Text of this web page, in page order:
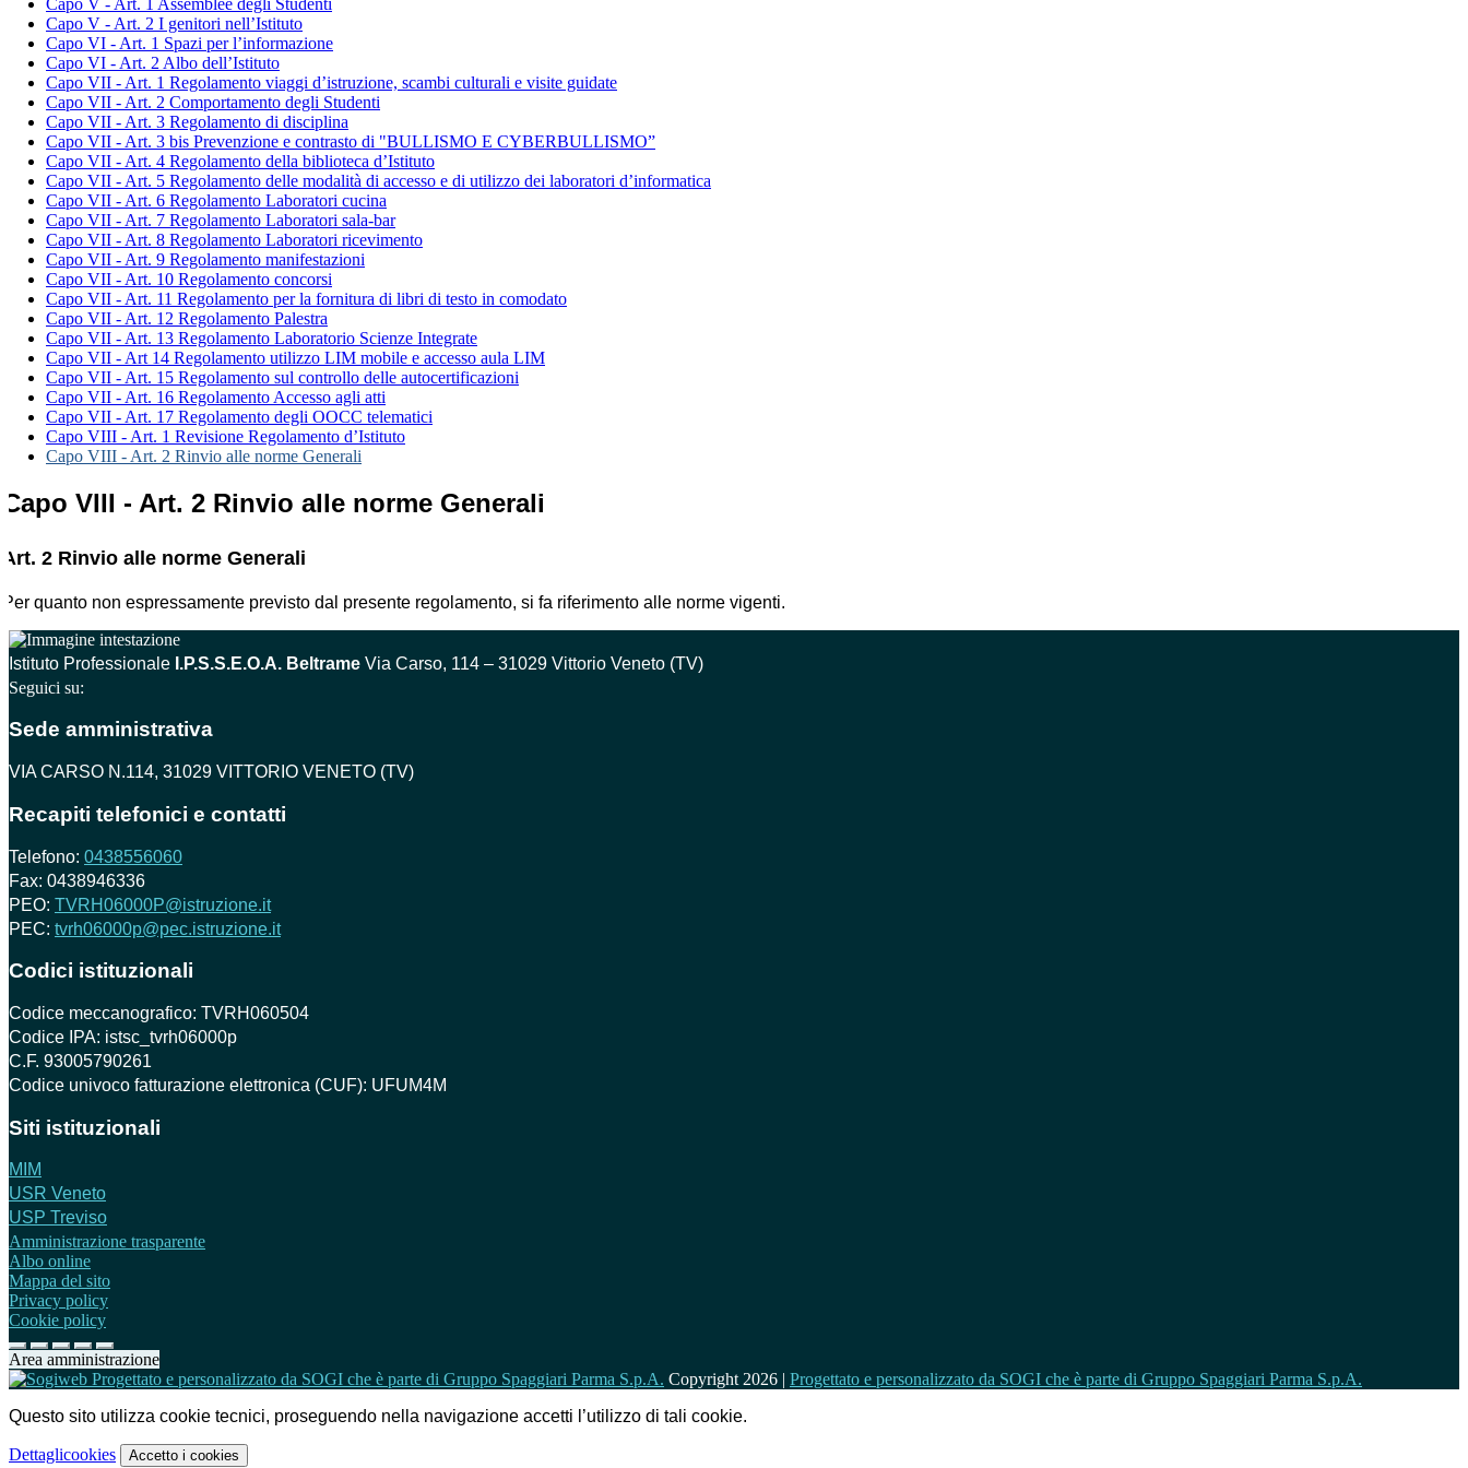
Capo V - Art. 1 Assemblee degli Studenti
Capo V - Art. 2 I genitori nell’Istituto
Capo VI - Art. 1 Spazi per l’informazione
Capo VI - Art. 2 Albo dell’Istituto
Capo VII - Art. 1 Regolamento viaggi d’istruzione, scambi culturali e visite guidate
Capo VII - Art. 2 Comportamento degli Studenti
Capo VII - Art. 3 Regolamento di disciplina
Capo VII - Art. 3 bis Prevenzione e contrasto di "BULLISMO E CYBERBULLISMO”
Capo VII - Art. 4 Regolamento della biblioteca d’Istituto
Capo VII - Art. 5 Regolamento delle modalità di accesso e di utilizzo dei laboratori d’informatica
Capo VII - Art. 6 Regolamento Laboratori cucina
Capo VII - Art. 7 Regolamento Laboratori sala-bar
Capo VII - Art. 8 Regolamento Laboratori ricevimento
Capo VII - Art. 9 Regolamento manifestazioni
Capo VII - Art. 10 Regolamento concorsi
Capo VII - Art. 11 Regolamento per la fornitura di libri di testo in comodato
Capo VII - Art. 12 Regolamento Palestra
Capo VII - Art. 13 Regolamento Laboratorio Scienze Integrate
Capo VII - Art 14 Regolamento utilizzo LIM mobile e accesso aula LIM
Capo VII - Art. 15 Regolamento sul controllo delle autocertificazioni
Capo VII - Art. 16 Regolamento Accesso agli atti
Capo VII - Art. 17 Regolamento degli OOCC telematici
Capo VIII - Art. 1 Revisione Regolamento d’Istituto
Capo VIII - Art. 2 Rinvio alle norme Generali
Capo VIII - Art. 2 Rinvio alle norme Generali
Art. 2 Rinvio alle norme Generali
Per quanto non espressamente previsto dal presente regolamento, si fa riferimento alle norme vigenti.
Istituto Professionale I.P.S.S.E.O.A. Beltrame Via Carso, 114 – 31029 Vittorio Veneto (TV)
Seguici su:
Sede amministrativa
VIA CARSO N.114, 31029 VITTORIO VENETO (TV)
Recapiti telefonici e contatti
Telefono: 0438556060
Fax: 0438946336
PEO: TVRH06000P@istruzione.it
PEC: tvrh06000p@pec.istruzione.it
Codici istituzionali
Codice meccanografico: TVRH060504
Codice IPA: istsc_tvrh06000p
C.F. 93005790261
Codice univoco fatturazione elettronica (CUF): UFUM4M
Siti istituzionali
MIM
USR Veneto
USP Treviso
Amministrazione trasparente
Albo online
Mappa del sito
Privacy policy
Cookie policy
Area amministrazione
Copyright 2026 | Progettato e personalizzato da SOGI che è parte di Gruppo Spaggiari Parma S.p.A.
Questo sito utilizza cookie tecnici, proseguendo nella navigazione accetti l’utilizzo di tali cookie.
Dettaglicookies Accetto i cookies